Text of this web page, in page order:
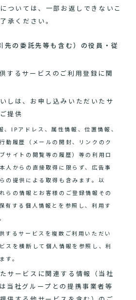
ついては、一部お返しできないこ
承ください。
先の委託先等も含む）の役員・従
するサービスのご利用登録に関
しは、お申し込みいただいたサ
提供
IPアドレス、属性情報、位置情報、
動履歴（メールの開封、リンクのク
サイトの閲覧等の履歴）等の利用ロ
人からの直接取得に限らず、広告事
の提供による取得も含みます。以
らの情報とお客様のご登録情報その
有する個人情報とを参照し、利用す
するサービスを複数ご利用いただい
スを横断して個人情報を参照し、利
す。
サービスに関連する情報（当社
当社グループとの提携事業者等